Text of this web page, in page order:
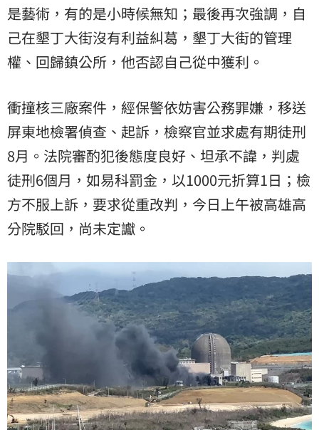
是藝術，有的是小時候無知；最後再次強調，自
己在墾丁大街沒有利益糾葛，墾丁大街的管理
權、回歸鎮公所，他否認自己從中獲利。
衝撞核三廠案件，經保警依妨害公務罪嫌，移送
屏東地檢署偵查、起訴，檢察官並求處有期徒刑
8月。法院審酌犯後態度良好、坦承不諱，判處
徒刑6個月，如易科罰金，以1000元折算1日；檢
方不服上訴，要求從重改判，今日上午被高雄高
分院駁回，尚未定讞。